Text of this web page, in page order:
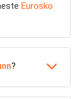
Eurosko
?